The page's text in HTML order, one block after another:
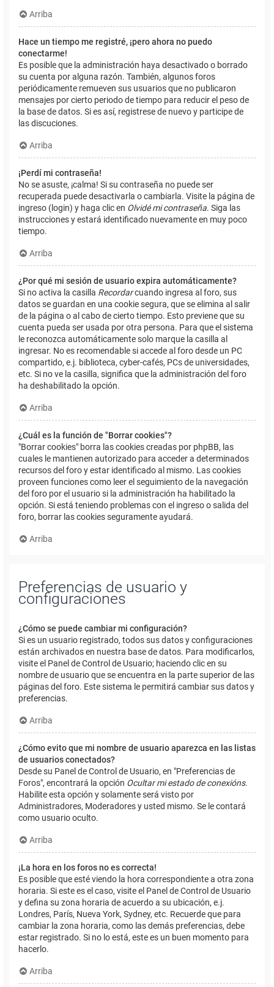
Arriba
Hace un tiempo me registré, ¡pero ahora no puedo
conectarme!
Es posible que la administración haya desactivado o borrado
su cuenta por alguna razón. También, algunos foros
periódicamente remueven sus usuarios que no publicaron
mensajes por cierto periodo de tiempo para reducir el peso de
la base de datos. Si es así, registrese de nuevo y participe de
las discuciones.
Arriba
¡Perdí mi contraseña!
No se asuste, ¡calma! Si su contraseña no puede ser
recuperada puede desactivarla o cambiarla. Visite la página de
ingreso (login) y haga clic en Olvidé mi contraseña. Siga las
instrucciones y estará identificado nuevamente en muy poco
tiempo.
Arriba
¿Por qué mi sesión de usuario expira automáticamente?
Si no activa la casilla Recordarcuando ingresa al foro, sus
datos se guardan en una cookie segura, que se elimina al salir
de la página o al cabo de cierto tiempo. Esto previene que su
cuenta pueda ser usada por otra persona. Para que el sistema
le reconozca automáticamente solo marque la casilla al
ingresar. No es recomendable si accede al foro desde un PC
compartido, e.j. biblioteca, cyber-cafés, PCs de universidades,
etc. Si no ve la casilla, significa que la administración del foro
ha deshabilitado la opción.
Arriba
¿Cuál es la función de "Borrar cookies"?
"Borrar cookies" borra las cookies creadas por phpBB, las
cuales le mantienen autorizado para acceder a determinados
recursos del foro y estar identificado al mismo. Las cookies
proveen funciones como leer el seguimiento de la navegación
del foro por el usuario si la administración ha habilitado la
opción. Si está teniendo problemas con el ingreso o salida del
foro, borrar las cookies seguramente ayudará.
Arriba
Preferencias de usuario y
configuraciones
¿Cómo se puede cambiar mi configuración?
Si es un usuario registrado, todos sus datos y configuraciones
están archivados en nuestra base de datos. Para modificarlos,
visite el Panel de Control de Usuario; haciendo clic en su
nombre de usuario que se encuentra en la parte superior de las
páginas del foro. Este sistema le permitirá cambiar sus datos y
preferencias.
Arriba
¿Cómo evito que mi nombre de usuario aparezca en las listas
de usuarios conectados?
Desde su Panel de Control de Usuario, en "Preferencias de
Foros", encontrará la opción Ocultar mi estado de conexións.
Habilite esta opción y solamente será visto por
Administradores, Moderadores y usted mismo. Se le contará
como usuario oculto.
Arriba
¡La hora en los foros no es correcta!
Es posible que esté viendo la hora correspondiente a otra zona
horaria. Si este es el caso, visite el Panel de Control de Usuario
y defina su zona horaria de acuerdo a su ubicación, e.j.
Londres, París, Nueva York, Sydney, etc. Recuerde que para
cambiar la zona horaria, como las demás preferencias, debe
estar registrado. Si no lo está, este es un buen momento para
hacerlo.
Arriba